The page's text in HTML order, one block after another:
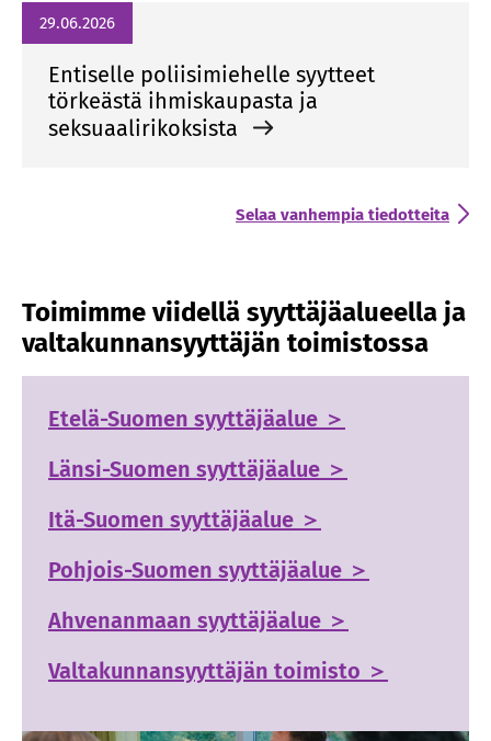
29.06.2026
Entiselle poliisimiehelle syytteet
törkeästä ihmiskaupasta ja
seksuaalirikoksista
Selaa vanhempia tiedotteita
Toimimme viidellä syyttäjäalueella ja
valtakunnansyyttäjän toimistossa
Etelä-Suomen syyttäjäalue ＞
Länsi-Suomen syyttäjäalue ＞
Itä-Suomen syyttäjäalue ＞
Pohjois-Suomen syyttäjäalue ＞
Ahvenanmaan syyttäjäalue ＞
Valtakunnansyyttäjän toimisto ＞